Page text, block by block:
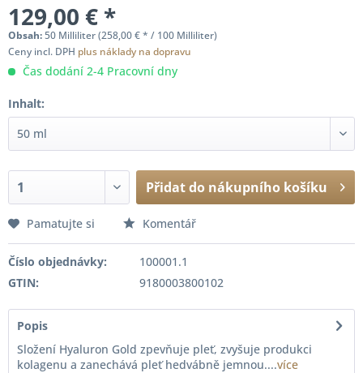
129,00 € *
Obsah:50 Milliliter (258,00 € * / 100 Milliliter)
Ceny incl. DPH plus náklady na dopravu
Čas dodání 2-4 Pracovní dny
Inhalt:
Přidat do nákupního košíku
Pamatujte si Komentář
Číslo objednávky:
100001.1
GTIN:
9180003800102
Popis
Složení Hyaluron Gold zpevňuje pleť, zvyšuje produkci
kolagenu a zanechává pleť hedvábně jemnou....více